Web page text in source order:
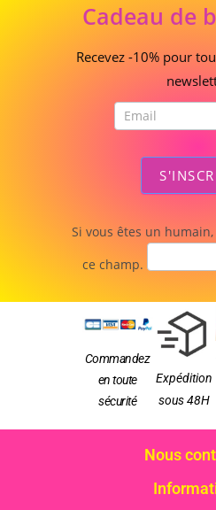
deCadeau de
Recevez -10% pour
Si vous êtes un
ce champ.
Commandez
en toute
sécurité
Expédition
sous 48H
Nous